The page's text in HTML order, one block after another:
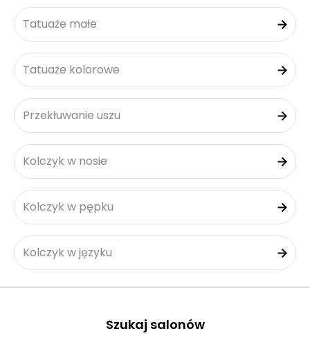
Tatuaże małe
Tatuaże kolorowe
Przekłuwanie uszu
Kolczyk w nosie
Kolczyk w pępku
Kolczyk w języku
Szukaj salonów